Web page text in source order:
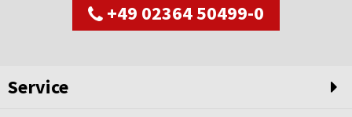
+49 02364 50499-0
Service